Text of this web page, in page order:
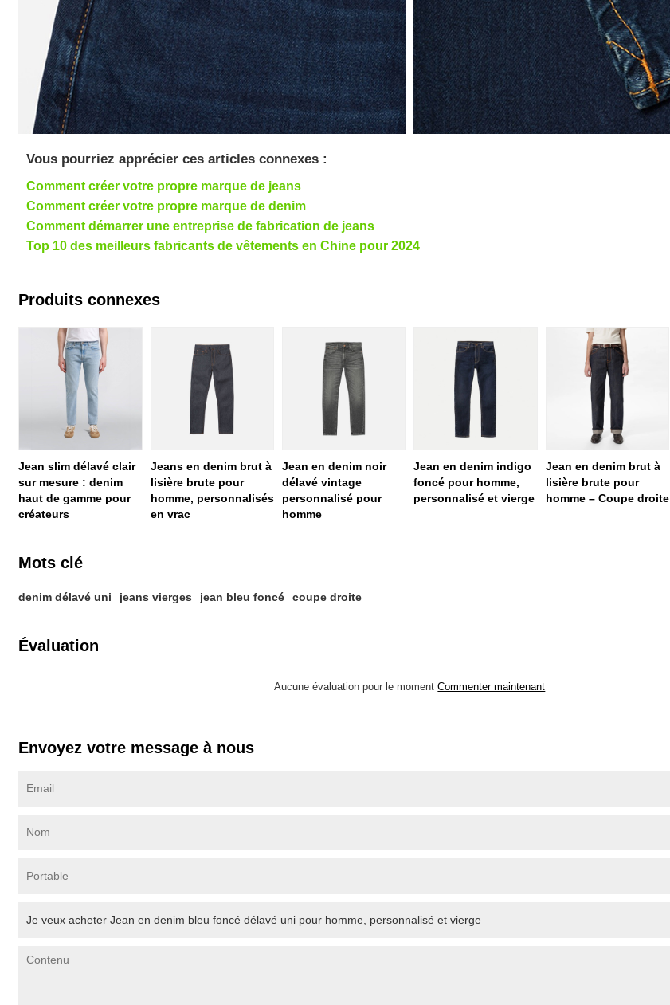
Vous pourriez apprécier ces articles connexes :
Comment créer votre propre marque de jeans
Comment créer votre propre marque de denim
Comment démarrer une entreprise de fabrication de jeans
Top 10 des meilleurs fabricants de vêtements en Chine pour 2024
Produits connexes
Jean slim délavé clair
sur mesure : denim
haut de gamme pour
créateurs
Jeans en denim brut à
lisière brute pour
homme, personnalisés
en vrac
Jean en denim noir
délavé vintage
personnalisé pour
homme
Jean en denim indigo
foncé pour homme,
personnalisé et vierge
Jean en denim brut à
lisière brute pour
homme – Coupe droite
Mots clé
denim délavé uni jeans vierges jean bleu foncé coupe droite
Évaluation
Aucune évaluation pour le momentCommenter maintenant
Envoyez votre message à nous